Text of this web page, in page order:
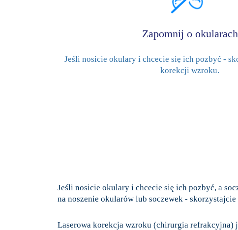
Zapomnij o okularach
Jeśli nosicie okulary i chcecie się ich pozbyć -
korekcji wzroku.
Jeśli nosicie okulary i chcecie się ich pozbyć, a
na noszenie okularów lub soczewek -
Laserowa korekcja wzroku (chirurgia refrakcyjna)